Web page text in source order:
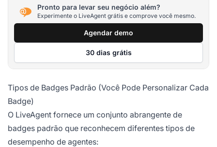
Pronto para levar seu negócio além?
Experimente o LiveAgent grátis e comprove você mesmo.
Agendar demo
30 dias grátis
Tipos de Badges Padrão (Você Pode Personalizar Cada
Badge)
O LiveAgent fornece um conjunto abrangente de
badges padrão que reconhecem diferentes tipos de
desempenho de agentes: